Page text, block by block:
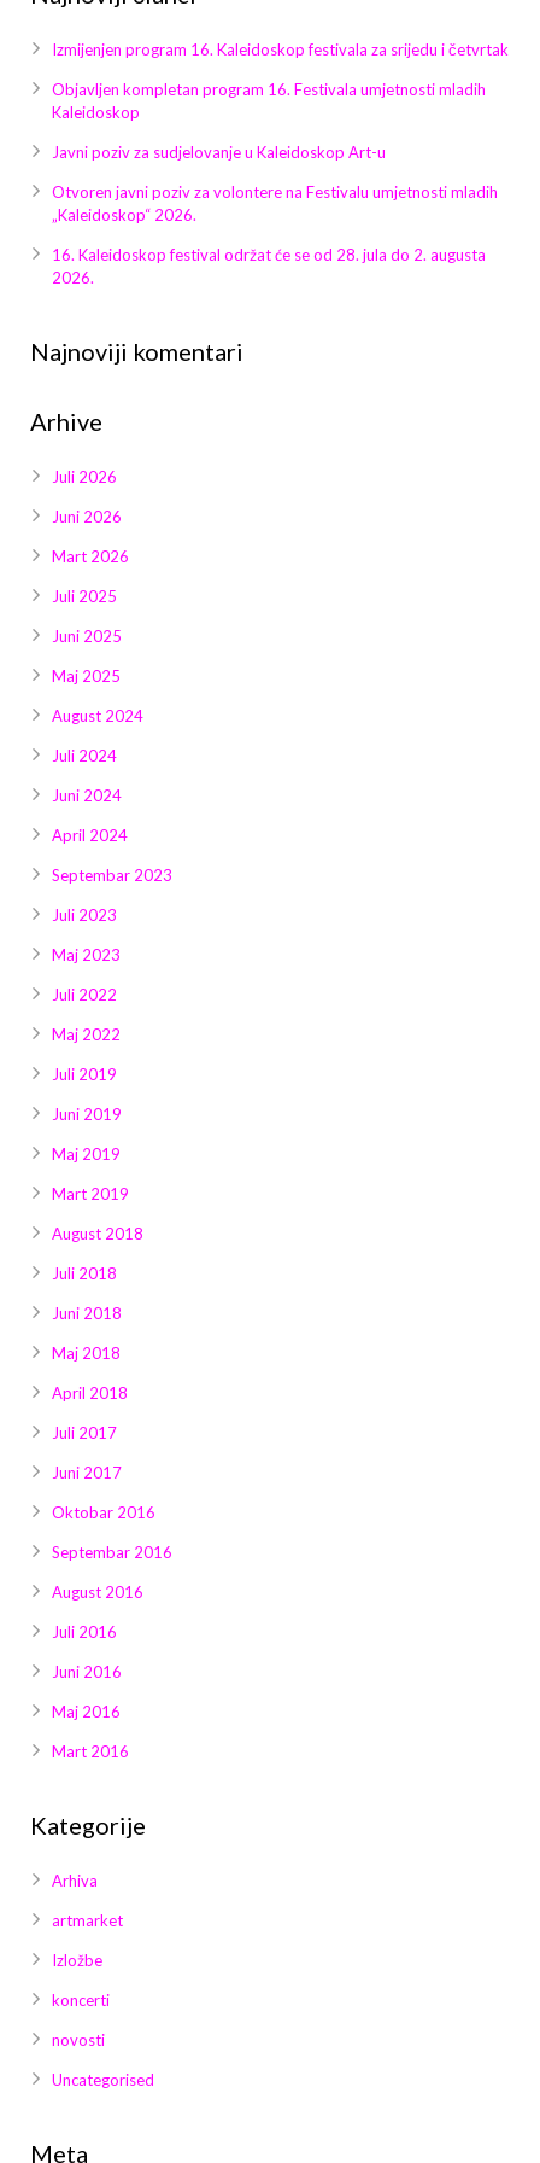
Izmijenjen program 16. Kaleidoskop festivala za srijedu i četvrtak
Objavljen kompletan program 16. Festivala umjetnosti mladih
Kaleidoskop
Javni poziv za sudjelovanje u Kaleidoskop Art-u
Otvoren javni poziv za volontere na Festivalu umjetnosti mladih
„Kaleidoskop“ 2026.
16. Kaleidoskop festival održat će se od 28. jula do 2. augusta
2026.
Najnoviji komentari
Arhive
Juli 2026
Juni 2026
Mart 2026
Juli 2025
Juni 2025
Maj 2025
August 2024
Juli 2024
Juni 2024
April 2024
Septembar 2023
Juli 2023
Maj 2023
Juli 2022
Maj 2022
Juli 2019
Juni 2019
Maj 2019
Mart 2019
August 2018
Juli 2018
Juni 2018
Maj 2018
April 2018
Juli 2017
Juni 2017
Oktobar 2016
Septembar 2016
August 2016
Juli 2016
Juni 2016
Maj 2016
Mart 2016
Kategorije
Arhiva
artmarket
Izložbe
koncerti
novosti
Uncategorised
Meta